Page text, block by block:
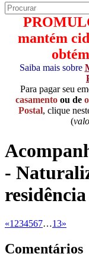
mantém
Saiba mais sobre
Para pagar seu
casamento ou de
Postal, clique
(
-
«1 234567…13»
Comentários